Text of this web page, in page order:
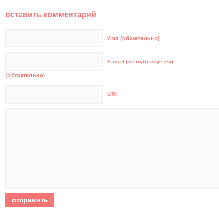
оставить комментарий
Имя (обязательно)
E-mail (не публикуется)
(обязательно)
URL